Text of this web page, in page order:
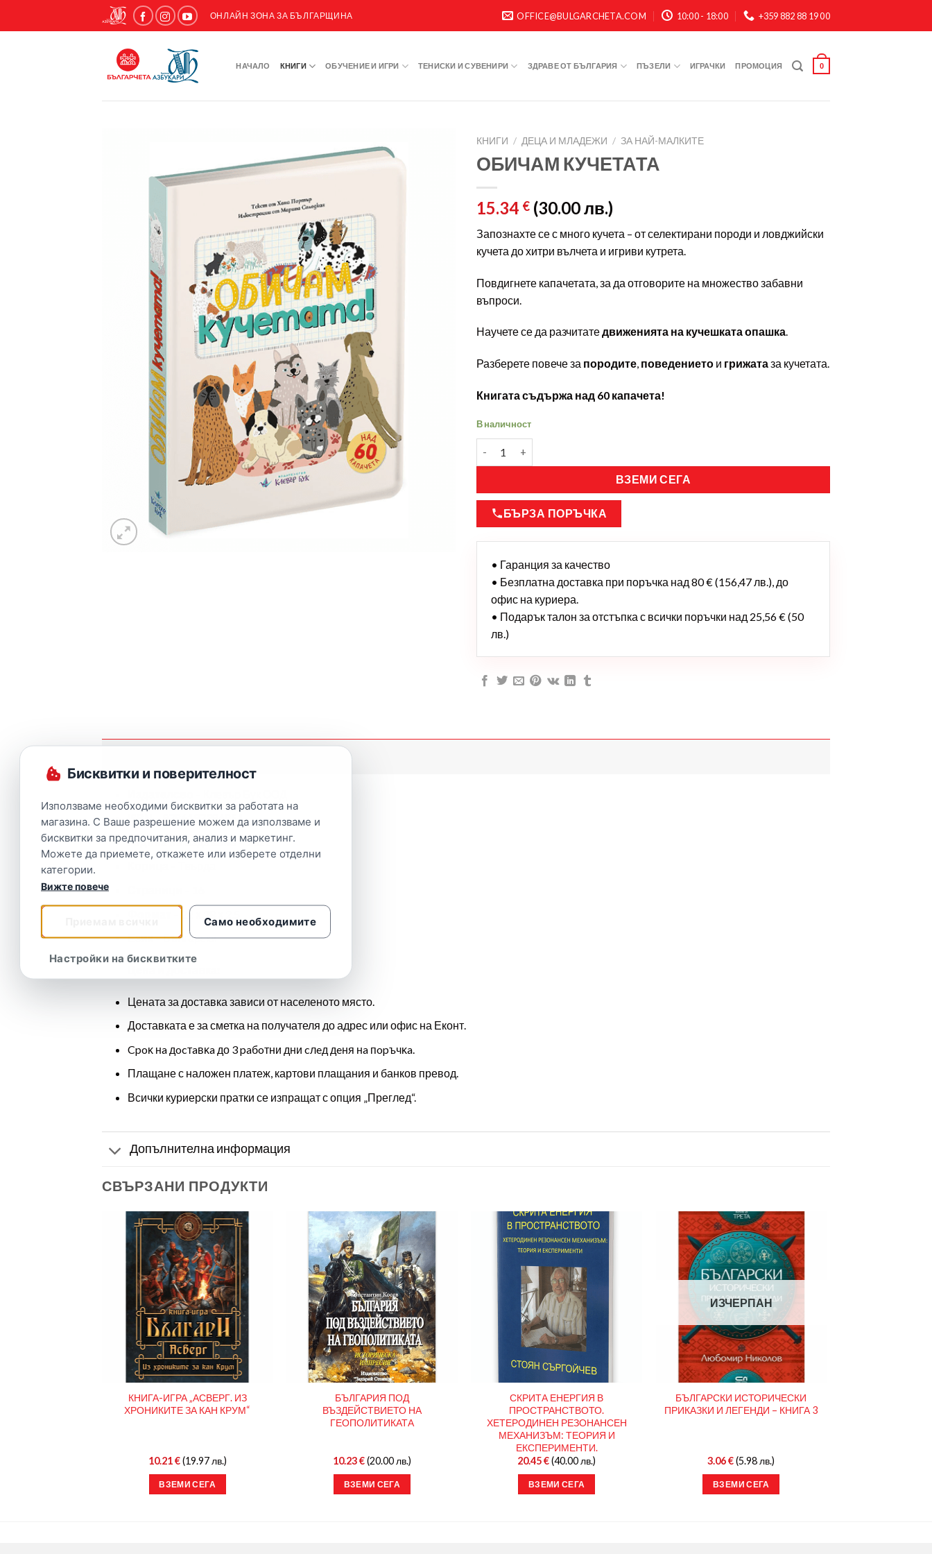
ОНЛАЙН ЗОНА ЗА БЪЛГАРЩИНА OFFICE@BULGARCHETA.COM 10:00 - 18:00 +359 882 88 19 00
НАЧАЛО КНИГИ ОБУЧЕНИЕ И ИГРИ ТЕНИСКИ И СУВЕНИРИ ЗДРАВЕ ОТ БЪЛГАРИЯ ПЪЗЕЛИ ИГРАЧКИ ПРОМОЦИЯ 0
КНИГИ / ДЕЦА И МЛАДЕЖИ / ЗА НАЙ-МАЛКИТЕ
ОБИЧАМ КУЧЕТАТА
15.34 € (30.00 лв.)
Запознахте се с много кучета – от селектирани породи и ловджийски
кучета до хитри вълчета и игриви кутрета.
Повдигнете капачетата, за да отговорите на множество забавни
въпроси.
Научете се да разчитатедвиженията на кучешката опашка.
Разберете повече за породите, поведението и грижатаза кучетата.
Книгата съдържа над 60 капачета!
В наличност
ВЗЕМИ СЕГА
БЪРЗА ПОРЪЧКА
• Гаранция за качество
• Безплатна доставка при поръчка над 80 € (156,47 лв.), до
офис на куриера.
• Подарък талон за отстъпка с всички поръчки над 25,56 € (50
лв.)
ISBN– 9786197386851
Година на издаване – 2022
– 22 х 28 х 2,5
Език– Български
Цената за доставка зависи от населеното място.
Доставката е за сметка на получателя до адрес или офис на Еконт.
Cpoĸ нa дocтaвĸa до 3 paбoтни дни cлeд дeня нa пopъчĸa.
Плащане с наложен платеж, картови плащания и банков превод.
Всички куриерски пратки се изпращат с опция „Преглед“.
Допълнителна информация
СВЪРЗАНИ ПРОДУКТИ
КНИГА-ИГРА „АСВЕРГ. ИЗ
ХРОНИКИТЕ ЗА КАН КРУМ“
10.21€(19.97 лв.)
ВЗЕМИ СЕГА
БЪЛГАРИЯ ПОД
ВЪЗДЕЙСТВИЕТО НА
ГЕОПОЛИТИКАТА
10.23€(20.00 лв.)
ВЗЕМИ СЕГА
СКРИТА ЕНЕРГИЯ В
ПРОСТРАНСТВОТО.
ХЕТЕРОДИНЕН РЕЗОНАНСЕН
МЕХАНИЗЪМ: ТЕОРИЯ И
ЕКСПЕРИМЕНТИ.
20.45€(40.00 лв.)
ВЗЕМИ СЕГА
ИЗЧЕРПАН
БЪЛГАРСКИ ИСТОРИЧЕСКИ
ПРИКАЗКИ И ЛЕГЕНДИ – КНИГА 3
3.06€(5.98 лв.)
ВЗЕМИ СЕГА
Бисквитки и поверителност
Използваме необходими бисквитки за работата на
магазина. С Ваше разрешение можем да използваме и
бисквитки за предпочитания, анализ и маркетинг.
Можете да приемете, откажете или изберете отделни
категории.
Само необходимите
Настройки на бисквитките
Вижте повече